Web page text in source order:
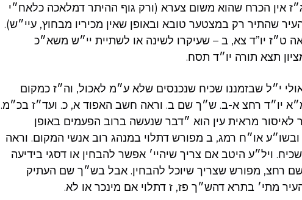
אין הכרח שהוא משום צערא (ורק גוף ההיתר דמלאכה כלאח״י
שהתיר רק במצטער טובא ובאופן שאין מכיריו מבחוץ, עיי״ש).
ט״ז יו”ד צא, ב – שעיקרו לשינה או לשתיית יי״ש משא״כ
תצא תורה יו״ד תסח.
י״ל שבזמננו שכיח שנכנסים שלא ע״מ לאכול, וה״ז כמקום
יו״ד רחצ א-ב. ש״ך שם ב. וראה חשב האפוד א, כ. ועד״ז בכ״מ.
מראית עין הוא ״דבר שנעשה ברוב הפעמים באופן
או״ח רמג, ב מפורש דתלוי במנהג רוב אנשי המקום. וראה
ויל״ע היטב אם צריך שיהיי׳ אפשר להבחין או דסגי בידיעה
רחצ, מפורש שצריך שיוכל להבחין. אבל בש״ך שם העתיק
מתי׳ בתרא דהש״ך פז, ז דתלוי אם מינכר או לא.